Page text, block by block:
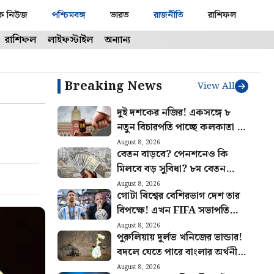
নিউজ পশ্চিমবঙ্গ ভারত রাজনীতি রাশিফল
রাশিফল লাইফস্টাইল অন্যান্য
Breaking News View All
দুই দশকের নজির! একসঙ্গে ৮
নতুন বিচারপতি পাচ্ছে কলকাতা হাই
কোর্ট
August 8, 2026
বেতন বাড়বে? পেনশনেও কি
মিলবে বড় সুবিধা? ৮ম বেতন
কমিশনের বৈঠক ঘিরে বাড়ছে আশা
August 8, 2026
গোটা বিশ্বের বেশিরভাগ দেশ তার
বিপক্ষে! এখন FIFA সভাপতি
ইনফান্তিনোর পাশে দাঁড়ালো মেসির
আর্জেন্টিনা
August 8, 2026
পুরুলিয়ায় দুর্লভ খনিজের ভান্ডার!
বদলে যেতে পারে বাংলার অর্থনীতি,
মিলবে প্রচুর কর্মসংস্থান
August 8, 2026